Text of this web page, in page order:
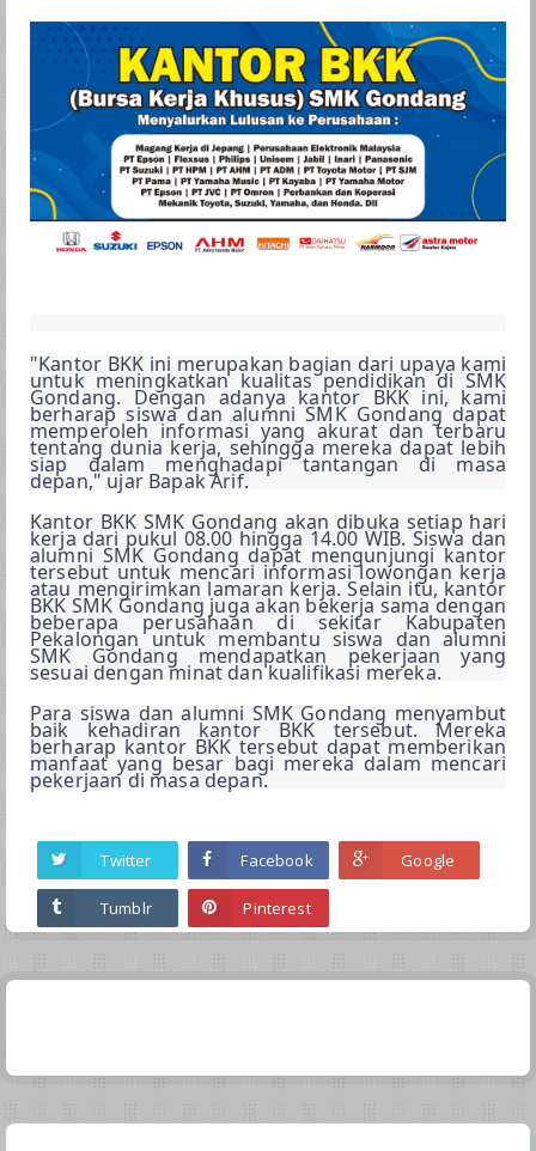
GALERI
SPMB
"Kantor BKK ini merupakan bagian dari upaya kami
untuk meningkatkan kualitas pendidikan di SMK
Gondang. Dengan adanya kantor BKK ini, kami
berharap siswa dan alumni SMK Gondang dapat
memperoleh informasi yang akurat dan terbaru
tentang dunia kerja, sehingga mereka dapat lebih
siap dalam menghadapi tantangan di masa
depan," ujar Bapak Arif.
Kantor BKK SMK Gondang akan dibuka setiap hari
kerja dari pukul 08.00 hingga 14.00 WIB. Siswa dan
alumni SMK Gondang dapat mengunjungi kantor
tersebut untuk mencari informasi lowongan kerja
atau mengirimkan lamaran kerja. Selain itu, kantor
BKK SMK Gondang juga akan bekerja sama dengan
beberapa perusahaan di sekitar Kabupaten
Pekalongan untuk membantu siswa dan alumni
SMK Gondang mendapatkan pekerjaan yang
sesuai dengan minat dan kualifikasi mereka.
Para siswa dan alumni SMK Gondang menyambut
baik kehadiran kantor BKK tersebut. Mereka
berharap kantor BKK tersebut dapat memberikan
manfaat yang besar bagi mereka dalam mencari
pekerjaan di masa depan.
Twitter Facebook Google
Tumblr Pinterest